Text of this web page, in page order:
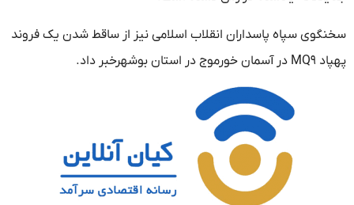
سخنگوی سپاه پاسداران انقلاب اسلامی نیز از ساقط شدن یک فروند
پهپاد MQ۹ در آسمان خورموج در استان بوشهرخبر داد.